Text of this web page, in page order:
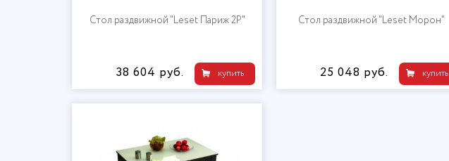
Стол раздвижной "Leset Париж 2Р"
купить
38 604 руб.
Стол раздвижной "Leset Морон"
купить
25 048 руб.